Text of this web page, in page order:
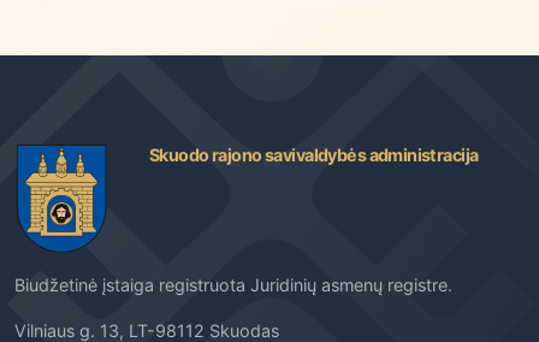
Skuodo rajono savivaldybės administracija
Biudžetinė įstaiga registruota Juridinių asmenų registre.
Vilniaus g. 13, LT-98112 Skuodas